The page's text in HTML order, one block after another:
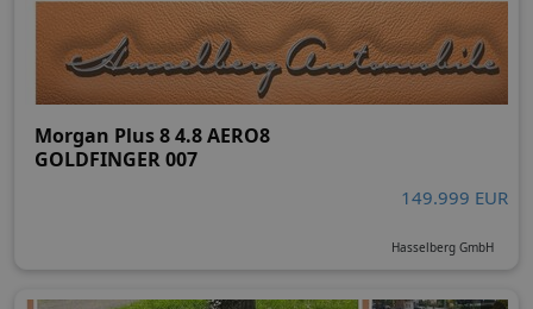
Morgan Plus 8 4.8 AERO8
GOLDFINGER 007
149.999 EUR
Hasselberg GmbH